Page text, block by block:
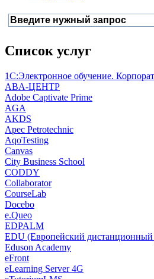
Список услуг
1С:Электронное обучение.
ABA-ЦЕНТР
Adobe Captivate Prime
AGA
AKDS
Apec Petrotechnic
AqoTesting
Canvas
City Business School
CODDY
Collaborator
CourseLab
Docebo
e.Queo
EDPALM
EDU (Европейский дистанционный
Eduson Academy
eFront
eLearning Server 4G